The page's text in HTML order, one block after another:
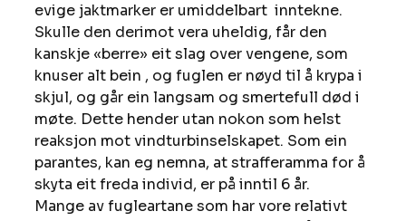
evige jaktmarker er umiddelbart  inntekne.
Skulle den derimot vera uheldig, får den
kanskje «berre» eit slag over vengene, som
knuser alt bein , og fuglen er nøyd til å krypa i
skjul, og går ein langsam og smertefull død i
møte. Dette hender utan nokon som helst
reaksjon mot vindturbinselskapet. Som ein
parantes, kan eg nemna, at strafferamma for å
skyta eit freda individ, er på inntil 6 år.
Mange av fugleartane som har vore relativt